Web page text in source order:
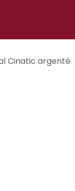
Cinatic argenté